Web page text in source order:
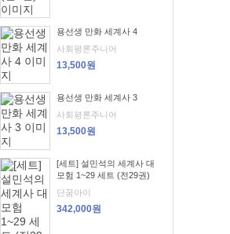
용선생 만화 세계사 4
사회평론주니어
13,500원
용선생 만화 세계사 3
사회평론주니어
13,500원
[세트] 설민석의 세계사 대
모험 1~29 세트 (전29권)
단꿈아이
342,000원